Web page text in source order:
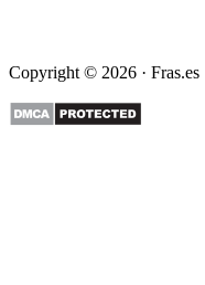
Copyright © 2026 · Fras.es